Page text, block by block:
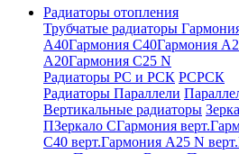
Радиаторы отопления
Трубчатые радиаторы
А40Гармония С40Гармония
А20Гармония С25 N
Радиаторы РС и РСК РСРСК
Радиаторы Параллели
Вертикальные радиаторы
ПЗеркало СГармония верт.
С40 верт.Гармония А25 N верт.